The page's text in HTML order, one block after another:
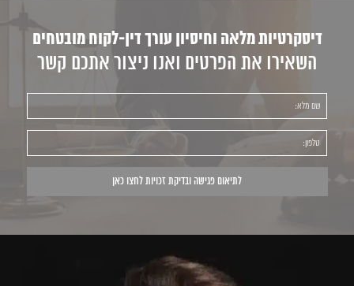
דיסקרטיות מלאה וחיסיון עורך דין-לקוח מובטחים
השאירו את הפרטים ואנו ניצור אתכם קשר